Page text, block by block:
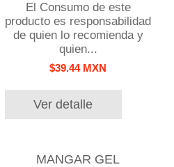
El Consumo de este
producto es responsabilidad
de quien lo recomienda y
quien...
$39.44 MXN
Ver detalle
MANGAR GEL